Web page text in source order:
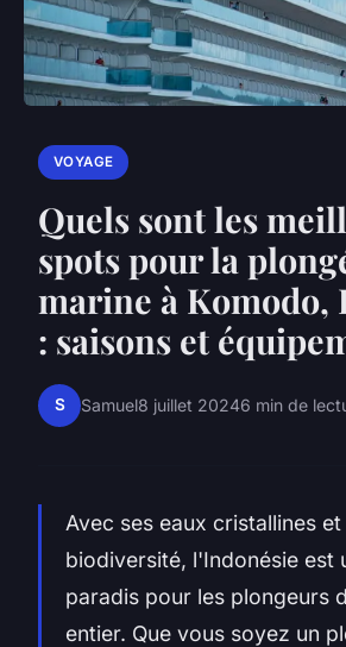
VOYAGE
Quels sont les
spots pour la
marine à Komodo,
: saisons et
S Samuel8 juillet 20246 min de
Avec ses eaux cristallines
biodiversité, l'Indonésie est
paradis pour les plongeurs
entier. Que vous soyez un